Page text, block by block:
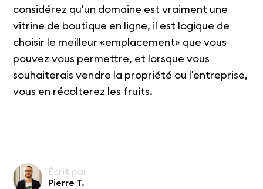
considérez qu'un domaine est vraiment une
vitrine de boutique en ligne, il est logique de
choisir le meilleur «emplacement» que vous
pouvez vous permettre, et lorsque vous
souhaiterais vendre la propriété ou l'entreprise,
vous en récolterez les fruits.
Écrit par
Pierre T.